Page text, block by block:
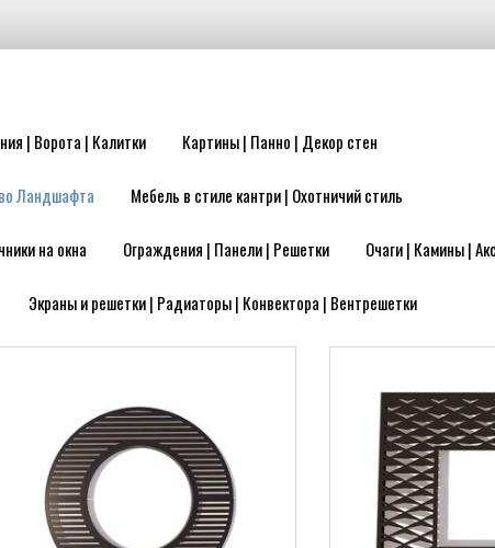
| Ворота | Калитки Картины | Панно | Декор стен
Ландшафта Мебель в стиле кантри | Охотничий стиль
на окна Ограждения | Панели | Решетки Очаги | Камины |
Экраны и решетки | Радиаторы | Конвектора | Вентрешетки